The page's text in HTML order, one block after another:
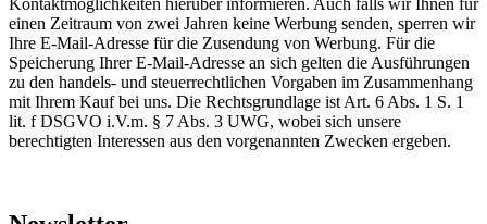
Kontaktmöglichkeiten hierüber informieren. Auch falls wir Ihnen für
einen Zeitraum von zwei Jahren keine Werbung senden, sperren wir
Ihre E-Mail-Adresse für die Zusendung von Werbung. Für die
Speicherung Ihrer E-Mail-Adresse an sich gelten die Ausführungen
zu den handels- und steuerrechtlichen Vorgaben im Zusammenhang
mit Ihrem Kauf bei uns. Die Rechtsgrundlage ist Art. 6 Abs. 1 S. 1
lit. f DSGVO i.V.m. § 7 Abs. 3 UWG, wobei sich unsere
berechtigten Interessen aus den vorgenannten Zwecken ergeben.